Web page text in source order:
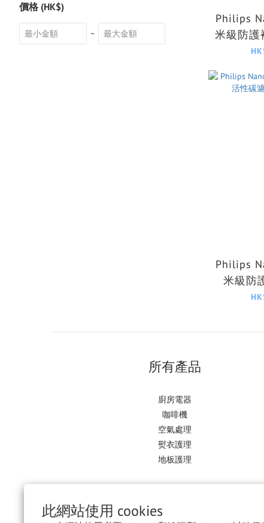
此網站使用 cookies
價格 (HK$)
~
Philips
米級防護
濾網
Philips
米級防
所有產品
廚房電器
咖啡機
空氣處理
熨衣護理
地板護理